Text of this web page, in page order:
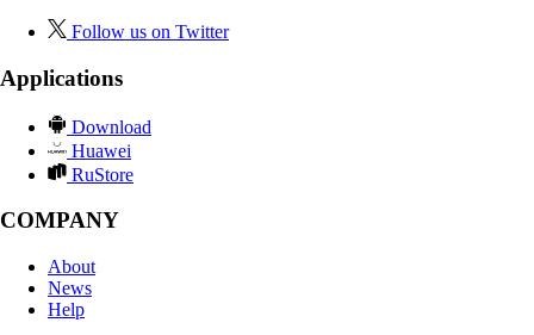
Follow us on Twitter
Applications
Download
Huawei
RuStore
COMPANY
About
News
Help